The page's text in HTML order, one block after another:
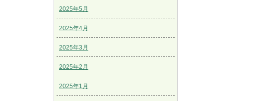
2025年5月
2025年4月
2025年3月
2025年2月
2025年1月